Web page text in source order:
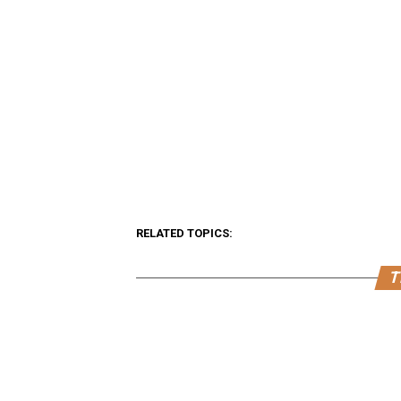
RELATED TOPICS: